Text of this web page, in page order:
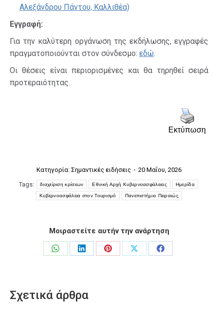
Αλεξάνδρου Πάντου, Καλλιθέα)
Εγγραφή:
Για την καλύτερη οργάνωση της εκδήλωσης, εγγραφές
πραγματοποιούνται στον σύνδεσμο: εδώ.
Οι θέσεις είναι περιορισμένες και θα τηρηθεί σειρά
προτεραιότητας.
Εκτύπωση
Κατηγορία: Σημαντικές ειδήσεις
20 Μαΐου, 2026
Tags:
διαχείριση κρίσεων Εθνική Αρχή Κυβερνοασφάλειας Ημερίδα
Κυβερνοασφάλεια στον Τουρισμό Πανεπιστήμιο Πειραιώς
Μοιραστείτε αυτήν την ανάρτηση
Share
Share
Share
Share
Share
Σχετικά άρθρα